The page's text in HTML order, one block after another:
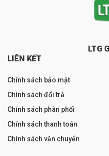
LTG
LIÊN KẾT
Chính sách bảo mật
Chính sách đổi trả
Chính sách phân phối
Chính sách thanh toán
Chính sách vận chuyển